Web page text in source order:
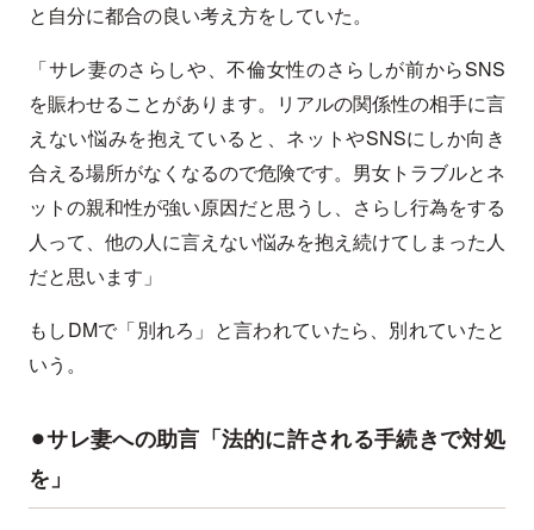
と自分に都合の良い考え方をしていた。
「サレ妻のさらしや、不倫女性のさらしが前からSNS
を賑わせることがあります。リアルの関係性の相手に言
えない悩みを抱えていると、ネットやSNSにしか向き
合える場所がなくなるので危険です。男女トラブルとネ
ットの親和性が強い原因だと思うし、さらし行為をする
人って、他の人に言えない悩みを抱え続けてしまった人
だと思います」
もしDMで「別れろ」と言われていたら、別れていたと
いう。
⚫︎サレ妻への助言「法的に許される手続きで対処
を」